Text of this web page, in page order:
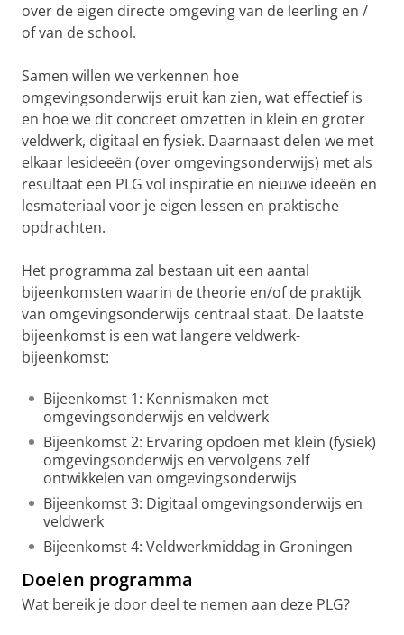
over de eigen directe omgeving van de leerling en /
of van de school.
Samen willen we verkennen hoe
omgevingsonderwijs eruit kan zien, wat effectief is
en hoe we dit concreet omzetten in klein en groter
veldwerk, digitaal en fysiek. Daarnaast delen we met
elkaar lesideeën (over omgevingsonderwijs) met als
resultaat een PLG vol inspiratie en nieuwe ideeën en
lesmateriaal voor je eigen lessen en praktische
opdrachten.
Het programma zal bestaan uit een aantal
bijeenkomsten waarin de theorie en/of de praktijk
van omgevingsonderwijs centraal staat. De laatste
bijeenkomst is een wat langere veldwerk-
bijeenkomst:
Bijeenkomst 1: Kennismaken met
omgevingsonderwijs en veldwerk
Bijeenkomst 2: Ervaring opdoen met klein (fysiek)
omgevingsonderwijs en vervolgens zelf
ontwikkelen van omgevingsonderwijs
Bijeenkomst 3: Digitaal omgevingsonderwijs en
veldwerk
Bijeenkomst 4: Veldwerkmiddag in Groningen
Doelen programma
Wat bereik je door deel te nemen aan deze PLG?